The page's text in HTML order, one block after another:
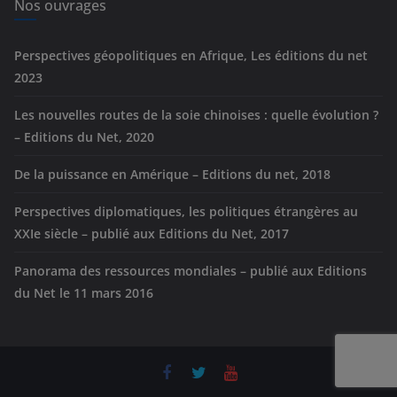
e
s
Nos ouvrages
Perspectives géopolitiques en Afrique, Les éditions du net
2023
Les nouvelles routes de la soie chinoises : quelle évolution ?
– Editions du Net, 2020
De la puissance en Amérique – Editions du net, 2018
Perspectives diplomatiques, les politiques étrangères au
XXIe siècle – publié aux Editions du Net, 2017
Panorama des ressources mondiales – publié aux Editions
du Net le 11 mars 2016